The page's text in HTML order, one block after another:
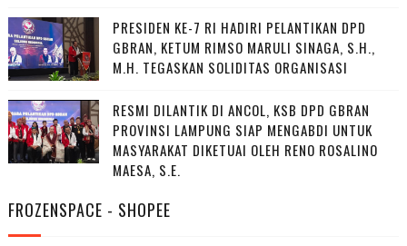
PRESIDEN KE-7 RI HADIRI PELANTIKAN DPD
GBRAN, KETUM RIMSO MARULI SINAGA, S.H.,
M.H. TEGASKAN SOLIDITAS ORGANISASI
RESMI DILANTIK DI ANCOL, KSB DPD GBRAN
PROVINSI LAMPUNG SIAP MENGABDI UNTUK
MASYARAKAT DIKETUAI OLEH RENO ROSALINO
MAESA, S.E.
FROZENSPACE - SHOPEE